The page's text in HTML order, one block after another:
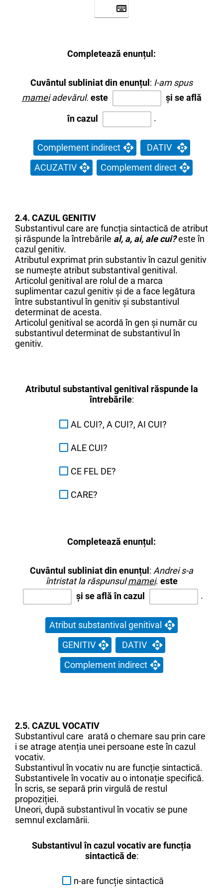
Completează enunțul:
Cuvântul subliniat din enunțul: I-am spus
mameiadevărul. este
și se află
în cazul
.
Complement indirect
DATIV
ACUZATIV
Complement direct
2.4. CAZUL GENITIV
Substantivul care are funcția sintactică de atribut
și răspunde la întrebările al, a, ai, ale cui?este în
cazul genitiv.
Atributul exprimat prin substantiv în cazul genitiv
se numește atribut substantival genitival.
Articolul genitival are rolul de a marca
suplimentar cazul genitiv și de a face legătura
între substantivul în genitiv și substantivul
determinat de acesta.
Articolul genitival se acordă în gen și număr cu
substantivul determinat de substantivul în
genitiv.
Atributul substantival genitival răspunde la
întrebările:
AL CUI?, A CUI?, AI CUI?
ALE CUI?
CE FEL DE?
CARE?
Completează enunțul:
Cuvântul subliniat din enunțul: Andrei s-a
întristat la răspunsulmamei. este
și se află în cazul
.
Atribut substantival genitival
GENITIV
DATIV
Complement indirect
2.5. CAZUL VOCATIV
Substantivul care arată o chemare sau prin care
i se atrage atenția unei persoane este în cazul
vocativ.
Substantivul în vocativ nu are funcție sintactică.
Substantivele în vocativ au o intonație specifică.
În scris, se separă prin virgulă de restul
propoziției.
Uneori, după substantivul în vocativ se pune
semnul exclamării.
Substantivul în cazul vocativ are funcția
sintactică de:
n-are funcție sintactică